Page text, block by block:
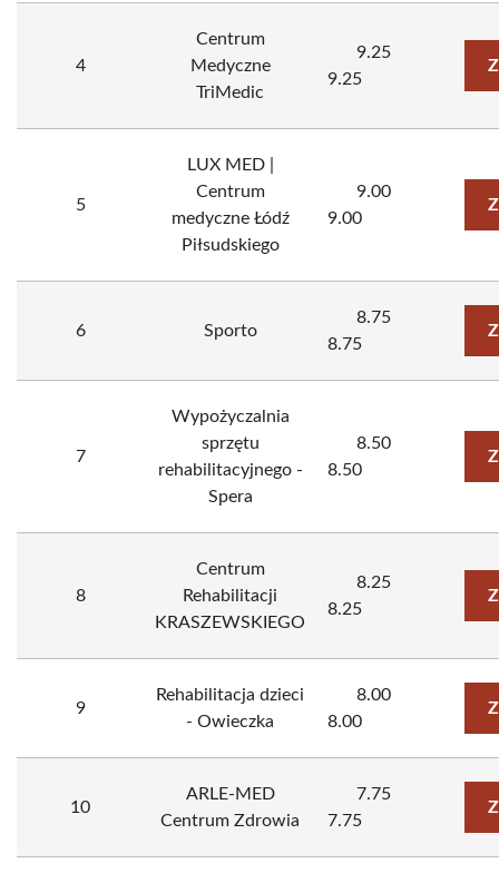
4
Centrum
Medyczne
TriMedic
9.25
9.25
5
LUX MED |
Centrum
medyczne Łódź
Piłsudskiego
9.00
9.00
6 Sporto
8.75
8.75
7
Wypożyczalnia
sprzętu
rehabilitacyjnego -
Spera
8.50
8.50
8
Centrum
Rehabilitacji
KRASZEWSKIEGO
8.25
8.25
9
Rehabilitacja dzieci
- Owieczka
8.00
8.00
10
ARLE-MED
Centrum Zdrowia
7.75
7.75